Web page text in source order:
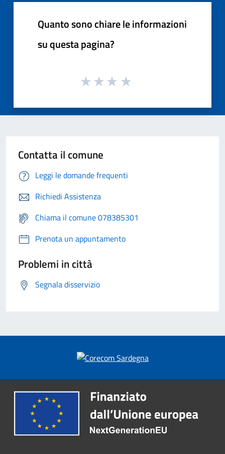
Quanto sono chiare le informazioni
su questa pagina?
Contatta il comune
Leggi le domande frequenti
Richiedi Assistenza
Chiama il comune 078385301
Prenota un appuntamento
Problemi in città
Segnala disservizio